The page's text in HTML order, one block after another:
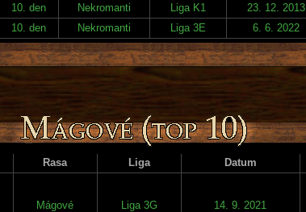
10. den Nekromanti Liga K1 23. 12. 2013
10. den Nekromanti Liga 3E 6. 6. 2022
Rasa Liga Datum
Mágové Liga 3G 14. 9. 2021